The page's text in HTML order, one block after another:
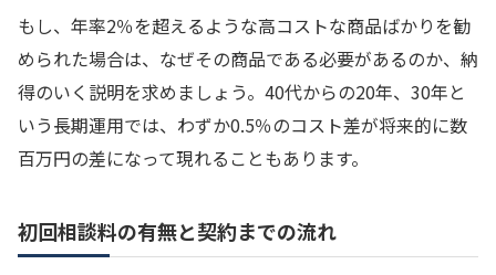
もし、年率2％を超えるような高コストな商品ばかりを勧
められた場合は、なぜその商品である必要があるのか、納
得のいく説明を求めましょう。40代からの20年、30年と
いう長期運用では、わずか0.5％のコスト差が将来的に数
百万円の差になって現れることもあります。
初回相談料の有無と契約までの流れ